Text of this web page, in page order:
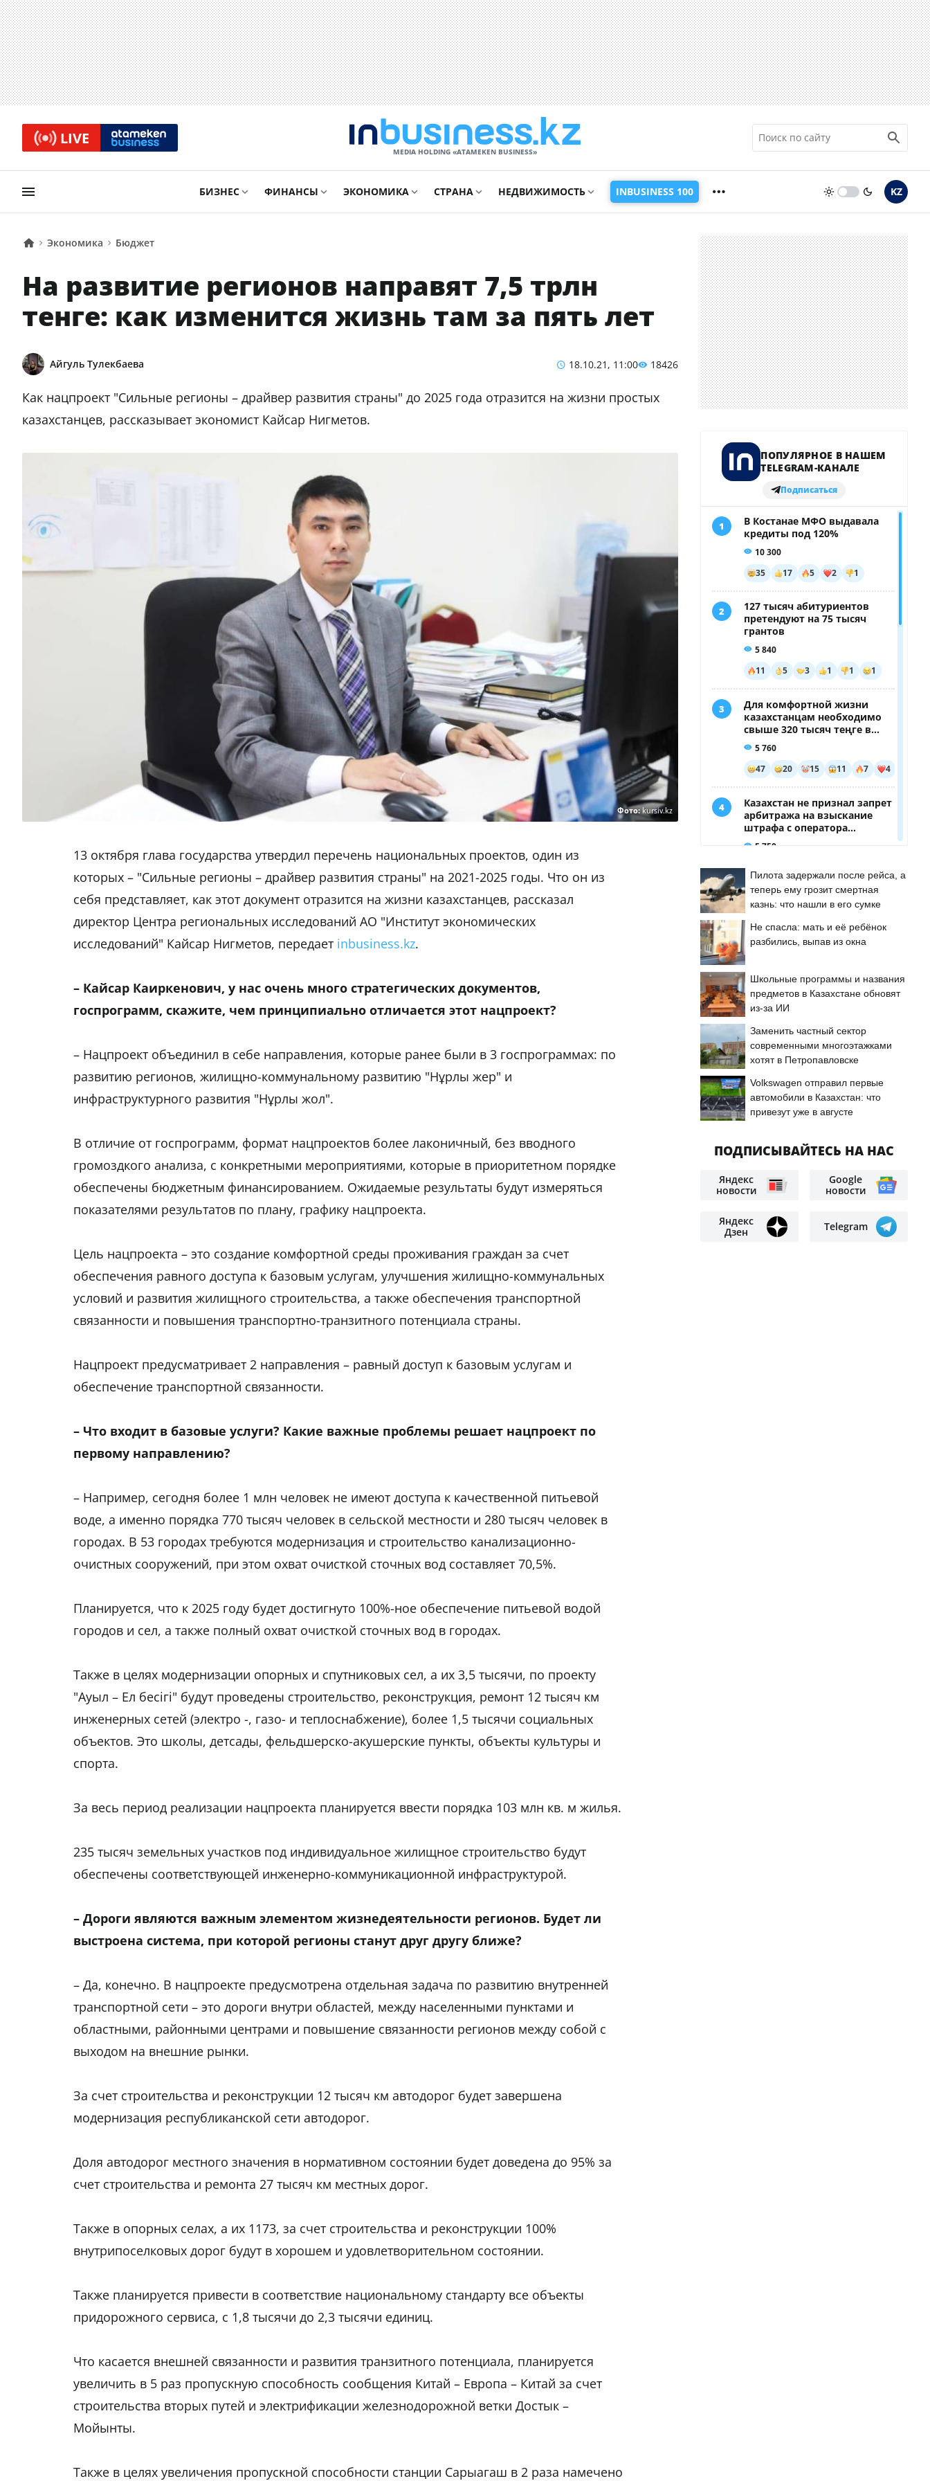
LIVE
MEDIA HOLDING «ATAMEKЕN BUSINESS»
БИЗНЕС ФИНАНСЫ ЭКОНОМИКА СТРАНА НЕДВИЖИМОСТЬ INBUSINESS 100 KZ
Экономика Бюджет
На развитие регионов направят 7,5 трлн
тенге: как изменится жизнь там за пять лет
Айгуль Тулекбаева 18.10.21, 11:00 18426
Как нацпроект "Сильные регионы – драйвер развития страны" до 2025 года отразится на жизни простых
казахстанцев, рассказывает экономист Кайсар Нигметов.
Фото:kursiv.kz
13 октября глава государства утвердил перечень национальных проектов, один из
которых – "Сильные регионы – драйвер развития страны" на 2021-2025 годы. Что он из
себя представляет, как этот документ отразится на жизни казахстанцев, рассказал
директор Центра региональных исследований АО "Институт экономических
исследований" Кайсар Нигметов, передает inbusiness.kz.
– Кайсар Каиркенович, у нас очень много стратегических документов,
госпрограмм, скажите, чем принципиально отличается этот нацпроект?
– Нацпроект объединил в себе направления, которые ранее были в 3 госпрограммах: по
развитию регионов, жилищно-коммунальному развитию "Нұрлы жер" и
инфраструктурного развития "Нұрлы жол".
В отличие от госпрограмм, формат нацпроектов более лаконичный, без вводного
громоздкого анализа, с конкретными мероприятиями, которые в приоритетном порядке
обеспечены бюджетным финансированием. Ожидаемые результаты будут измеряться
показателями результатов по плану, графику нацпроекта.
Цель нацпроекта – это создание комфортной среды проживания граждан за счет
обеспечения равного доступа к базовым услугам, улучшения жилищно-коммунальных
условий и развития жилищного строительства, а также обеспечения транспортной
связанности и повышения транспортно-транзитного потенциала страны.
Нацпроект предусматривает 2 направления – равный доступ к базовым услугам и
обеспечение транспортной связанности.
– Что входит в базовые услуги? Какие важные проблемы решает нацпроект по
первому направлению?
– Например, сегодня более 1 млн человек не имеют доступа к качественной питьевой
воде, а именно порядка 770 тысяч человек в сельской местности и 280 тысяч человек в
городах. В 53 городах требуются модернизация и строительство канализационно-
очистных сооружений, при этом охват очисткой сточных вод составляет 70,5%.
Планируется, что к 2025 году будет достигнуто 100%-ное обеспечение питьевой водой
городов и сел, а также полный охват очисткой сточных вод в городах.
Также в целях модернизации опорных и спутниковых сел, а их 3,5 тысячи, по проекту
"Ауыл – Ел бесігі" будут проведены строительство, реконструкция, ремонт 12 тысяч км
инженерных сетей (электро -, газо- и теплоснабжение), более 1,5 тысячи социальных
объектов. Это школы, детсады, фельдшерско-акушерские пункты, объекты культуры и
спорта.
За весь период реализации нацпроекта планируется ввести порядка 103 млн кв. м жилья.
235 тысяч земельных участков под индивидуальное жилищное строительство будут
обеспечены соответствующей инженерно-коммуникационной инфраструктурой.
– Дороги являются важным элементом жизнедеятельности регионов. Будет ли
выстроена система, при которой регионы станут друг другу ближе?
– Да, конечно. В нацпроекте предусмотрена отдельная задача по развитию внутренней
транспортной сети – это дороги внутри областей, между населенными пунктами и
областными, районными центрами и повышение связанности регионов между собой с
выходом на внешние рынки.
За счет строительства и реконструкции 12 тысяч км автодорог будет завершена
модернизация республиканской сети автодорог.
Доля автодорог местного значения в нормативном состоянии будет доведена до 95% за
счет строительства и ремонта 27 тысяч км местных дорог.
Также в опорных селах, а их 1173, за счет строительства и реконструкции 100%
внутрипоселковых дорог будут в хорошем и удовлетворительном состоянии.
Также планируется привести в соответствие национальному стандарту все объекты
придорожного сервиса, с 1,8 тысячи до 2,3 тысячи единиц.
Что касается внешней связанности и развития транзитного потенциала, планируется
увеличить в 5 раз пропускную способность сообщения Китай – Европа – Китай за счет
строительства вторых путей и электрификации железнодорожной ветки Достык –
Мойынты.
Также в целях увеличения пропускной способности станции Сарыагаш в 2 раза намечено
Пилота задержали после рейса, а
теперь ему грозит смертная
казнь: что нашли в его сумке
Не спасла: мать и её ребёнок
разбились, выпав из окна
Школьные программы и названия
предметов в Казахстане обновят
из-за ИИ
Заменить частный сектор
современными многоэтажками
хотят в Петропавловске
Volkswagen отправил первые
автомобили в Казахстан: что
привезут уже в августе
ПОДПИСЫВАЙТЕСЬ НА НАС
Яндекс
новости
Google
новости
Яндекс
Дзен
Telegram